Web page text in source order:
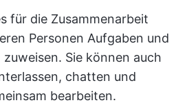
für die Zusammenarbeit
Personen Aufgaben und
Sie können auch
chatten und
bearbeiten.